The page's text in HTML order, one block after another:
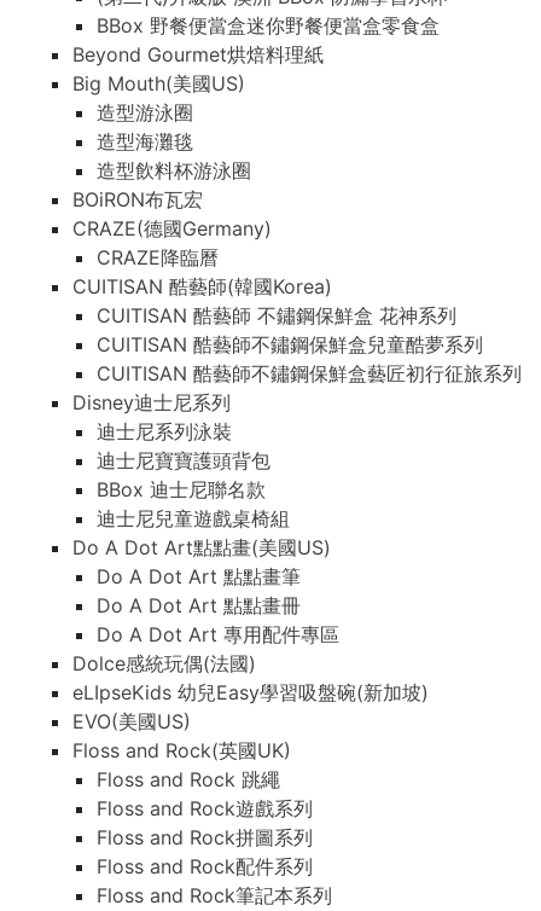
BBox 野餐便當盒迷你野餐便當盒零食盒
Beyond Gourmet烘焙料理紙
Big Mouth(美國US)
造型游泳圈
造型海灘毯
造型飲料杯游泳圈
BOiRON布瓦宏
CRAZE(德國Germany)
CRAZE降臨曆
CUITISAN 酷藝師(韓國Korea)
CUITISAN 酷藝師 不鏽鋼保鮮盒 花神系列
CUITISAN 酷藝師不鏽鋼保鮮盒兒童酷夢系列
CUITISAN 酷藝師不鏽鋼保鮮盒藝匠初行征旅系列
Disney迪士尼系列
迪士尼系列泳裝
迪士尼寶寶護頭背包
BBox 迪士尼聯名款
迪士尼兒童遊戲桌椅組
Do A Dot Art點點畫(美國US)
Do A Dot Art 點點畫筆
Do A Dot Art 點點畫冊
Do A Dot Art 專用配件專區
Dolce感統玩偶(法國)
eLIpseKids 幼兒Easy學習吸盤碗(新加坡)
EVO(美國US)
Floss and Rock(英國UK)
Floss and Rock 跳繩
Floss and Rock遊戲系列
Floss and Rock拼圖系列
Floss and Rock配件系列
Floss and Rock筆記本系列